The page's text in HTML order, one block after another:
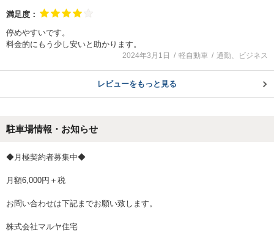
満足度：
停めやすいです。
料金的にもう少し安いと助かります。
2024年3月1日 軽自動車 通勤、ビジネス
レビューをもっと見る
駐車場情報・お知らせ
◆月極契約者募集中◆
月額6,000円＋税
お問い合わせは下記までお願い致します。
株式会社マルヤ住宅